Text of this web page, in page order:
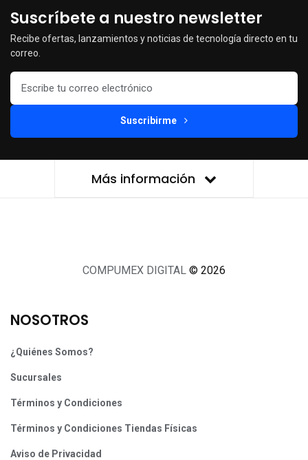
Suscríbete a nuestro newsletter
Recibe ofertas, lanzamientos y noticias de tecnología directo en tu
correo.
Suscribirme
Más información
COMPUMEX DIGITAL © 2026
NOSOTROS
¿Quiénes Somos?
Sucursales
Términos y Condiciones
Términos y Condiciones Tiendas Físicas
Aviso de Privacidad